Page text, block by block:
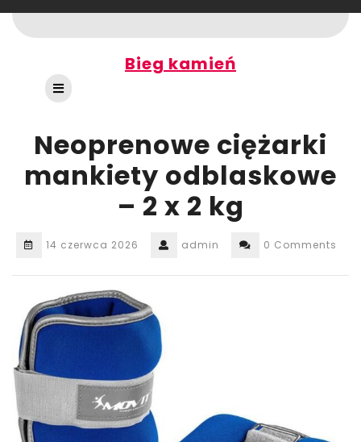
to
content
Bieg kamień
Open
Neoprenowe ciężarki
mankiety odblaskowe
– 2 x 2 kg
14 czerwca 2026 admin 0 Comments